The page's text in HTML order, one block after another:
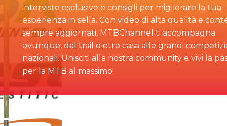
interviste esclusive e consigli per migliorare la tua
esperienza in sella. Con video di alta qualità e
sempre aggiornati, MTBChannel ti accompagna
ovunque, dal trail dietro casa alle grandi
nazionali. Unisciti alla nostra community e vivi la
per la MTB al massimo!